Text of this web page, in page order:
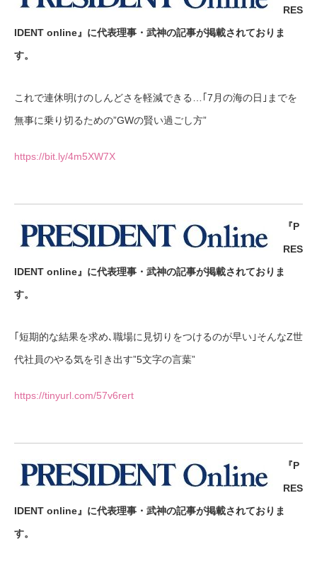
RES
IDENT online』に代表理事・武神の記事が掲載されておりま
す。
これで連休明けのしんどさを軽減できる…｢7月の海の日｣までを
無事に乗り切るための”GWの賢い過ごし方”
https://bit.ly/4m5XW7X
『P
RES
IDENT online』に代表理事・武神の記事が掲載されておりま
す。
｢短期的な結果を求め､職場に見切りをつけるのが早い｣そんなZ世
代社員のやる気を引き出す”5文字の言葉”
https://tinyurl.com/57v6rert
『P
RES
IDENT online』に代表理事・武神の記事が掲載されておりま
す。